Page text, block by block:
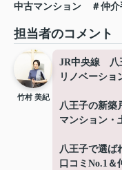
中古マンション
＃仲
担当者のコメント
竹村 美紀
JR中央線 八
リノベーショ
八王子の新築
マンション
八王子で選ば
口コミNo.1＆